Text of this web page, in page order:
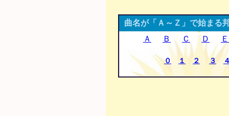
曲名が「Ａ～Ｚ」で始まる
Ａ
Ｂ Ｃ Ｄ Ｅ
０ １ ２ ３